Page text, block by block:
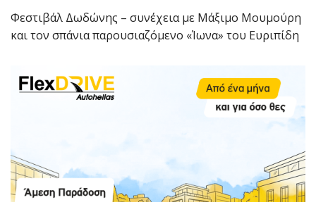
Φεστιβάλ Δωδώνης – συνέχεια με Μάξιμο Μουμούρη
και τον σπάνια παρουσιαζόμενο «Ίωνα» του Ευριπίδη